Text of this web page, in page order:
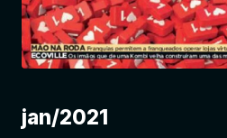
jan/2021